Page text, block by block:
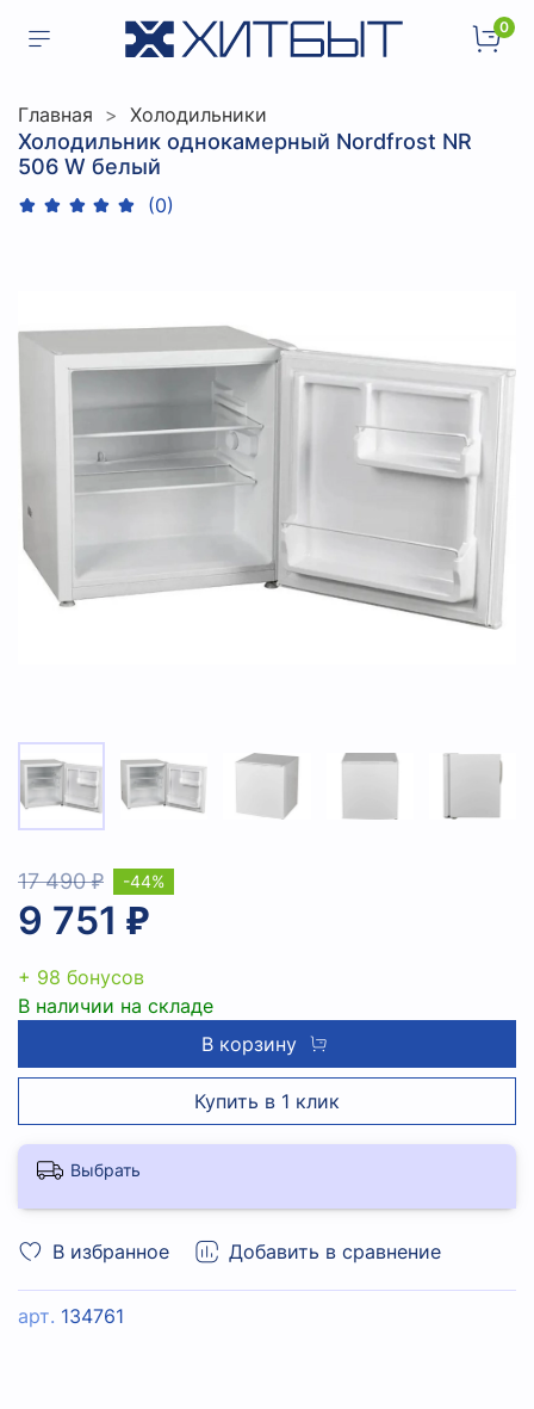
0
Главная Холодильники
Холодильник однокамерный Nordfrost NR
506 W белый
(0)
В избранное Добавить в сравнение
арт. 134761
17 490 ₽
9 751 ₽
-44%
+ 98 бонусов
В наличии на складе
В корзину
Купить в 1 клик
Выбрать